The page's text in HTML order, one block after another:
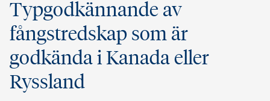
Typgodkännande av
fångstredskap som är
godkända i Kanada eller
Ryssland